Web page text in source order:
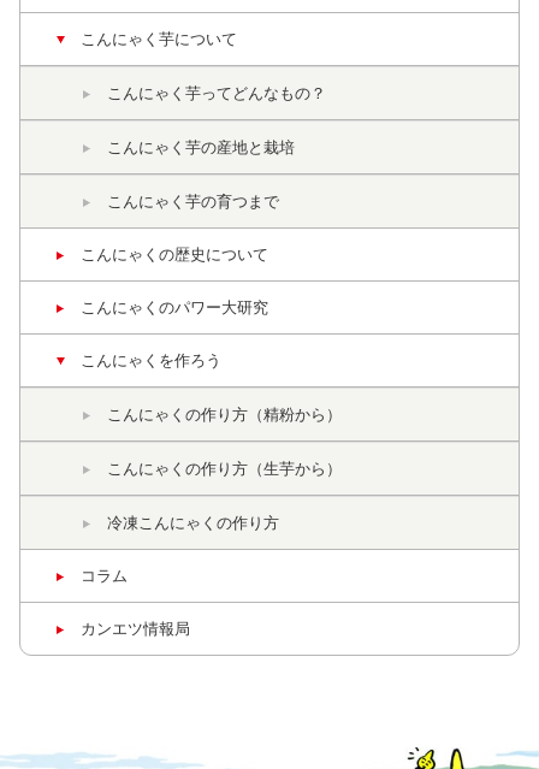
こんにゃく芋について
こんにゃく芋って どんなもの？
こんにゃく芋の産地と栽培
こんにゃく芋の育つまで
こんにゃくの歴史について
こんにゃくのパワー大研究
こんにゃくを作ろう
こんにゃくの作り方 （精粉から）
こんにゃくの作り方 （生芋から）
冷凍こんにゃくの作り方
コラム
カンエツ情報局